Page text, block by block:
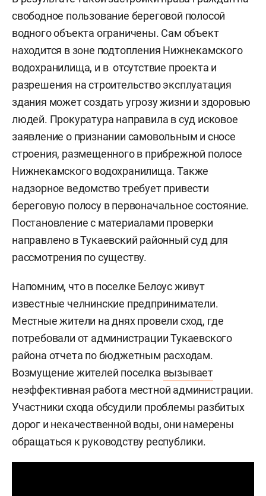
свободное пользование береговой полосой
водного объекта ограничены. Сам объект
находится в зоне подтопления Нижнекамского
водохранилища, и в отсутствие проекта и
разрешения на строительство эксплуатация
здания может создать угрозу жизни и здоровью
людей. Прокуратура направила в суд исковое
заявление о признании самовольным и сносе
строения, размещенного в прибрежной полосе
Нижнекамского водохранилища. Также
надзорное ведомство требует привести
береговую полосу в первоначальное состояние.
Постановление с материалами проверки
направлено в Тукаевский районный суд для
рассмотрения по существу.
Напомним, что в поселке Белоус живут
известные челнинские предприниматели.
Местные жители на днях провели сход, где
потребовали от администрации Тукаевского
района отчета по бюджетным расходам.
Возмущение жителей поселка вызывает
неэффективная работа местной администрации.
Участники схода обсудили проблемы разбитых
дорог и некачественной воды, они намерены
обращаться к руководству республики.